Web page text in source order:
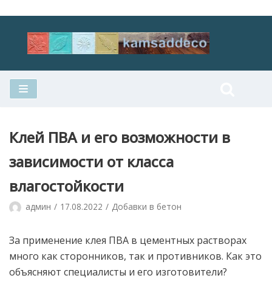
Перейти
Клей ПВА и его возможности в
зависимости от класса
влагостойкости
админ 17.08.2022 Добавки в бетон
За применение клея ПВА в цементных растворах
много как сторонников, так и противников. Как это
объясняют специалисты и его изготовители?